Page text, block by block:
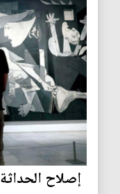
إصلاح الحداثة